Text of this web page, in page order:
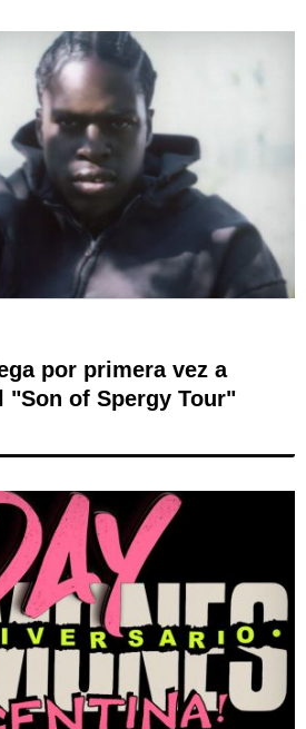
por primera vez a
"Son of Spergy Tour"